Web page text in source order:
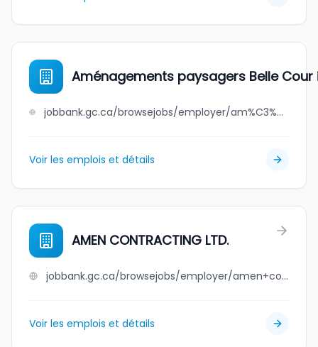
Aménagements paysagers Belle Cour
jobbank.gc.ca/browsejobs/employer/am%C3%A9nagements+paysagers+belle+cour+inc./ca
Voir les emplois et détails
AMEN CONTRACTING LTD.
jobbank.gc.ca/browsejobs/employer/amen+contracting+ltd./ca
Voir les emplois et détails